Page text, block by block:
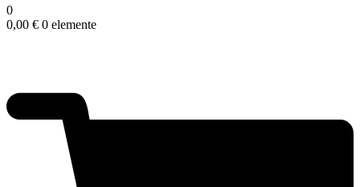
0
0,00 € 0 elemente